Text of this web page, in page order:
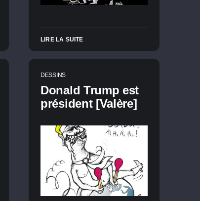
LIRE LA SUITE
DESSINS
Donald Trump est
président [Valère]